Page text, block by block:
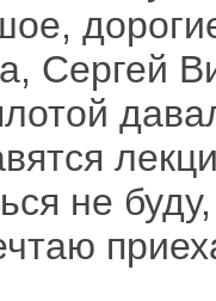
Сергей
не